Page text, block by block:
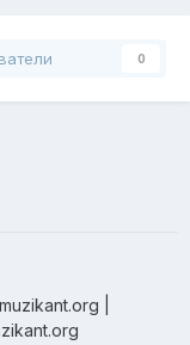
0
|